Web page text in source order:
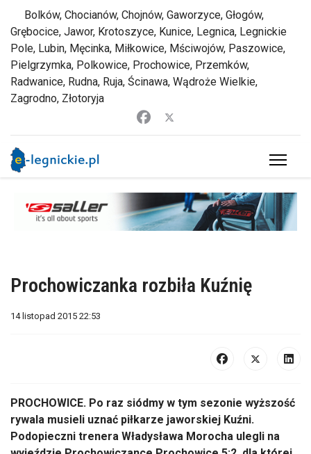
Bolków, Chocianów, Chojnów, Gaworzyce, Głogów,
Grębocice, Jawor, Krotoszyce, Kunice, Legnica, Legnickie
Pole, Lubin, Męcinka, Miłkowice, Mściwojów, Paszowice,
Pielgrzymka, Polkowice, Prochowice, Przemków,
Radwanice, Rudna, Ruja, Ścinawa, Wądroże Wielkie,
Zagrodno, Złotoryja
Prochowiczanka rozbiła Kuźnię
14 listopad 2015 22:53
PROCHOWICE. Po raz siódmy w tym sezonie wyższość
rywala musieli uznać piłkarze jaworskiej Kuźni.
Podopieczni trenera Władysława Morocha ulegli na